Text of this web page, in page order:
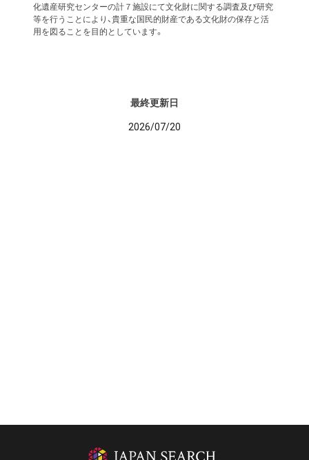
化遺産研究センターの計７施設にて文化財に関する調査及び研究
等を行うことにより、貴重な国民的財産である文化財の保存と活
用を図ることを目的としています。
最終更新日
2026/07/20